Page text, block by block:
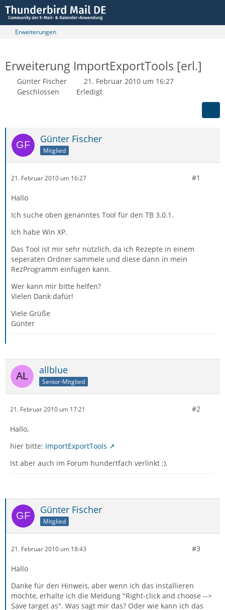
Erweiterungen
Erweiterung ImportExportTools [erl.]
Günter Fischer
21. Februar 2010 um 16:27
Geschlossen
Erledigt
Günter Fischer
Mitglied
21. Februar 2010 um 16:27 #1
Hallo
Ich suche oben genanntes Tool für den TB 3.0.1.
Ich habe Win XP.
Das Tool ist mir sehr nützlich, da ich Rezepte in einem
seperaten Ordner sammele und diese dann in mein
RezProgramm einfügen kann.
Wer kann mir bitte helfen?
Vielen Dank dafür!
Viele Grüße
Günter
allblue
Senior-Mitglied
21. Februar 2010 um 17:21 #2
Hallo,
hier bitte: ImportExportTools
Ist aber auch im Forum hundertfach verlinkt ;).
Günter Fischer
Mitglied
21. Februar 2010 um 18:43 #3
Hallo
Danke für den Hinweis, aber wenn ich das installieren
möchte, erhalte ich die Meldung "Right-click and choose -->
Save target as". Was sagt mir das? Oder wie kann ich das